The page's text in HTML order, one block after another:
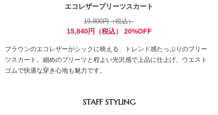
エコレザープリーツスカート
19,800円（税込）
15,840円（税込） 20%OFF
ブラウンのエコレザーがシックに映える、トレンド感たっぷりのプリー
ツスカート。細めのプリーツと程よい光沢感で上品に仕上げ、ウエスト
ゴムで快適な穿き心地も魅力です。
STAFF STYLING